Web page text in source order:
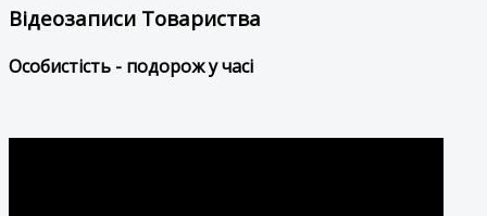
Відеозаписи Товариства
Особистість - подорож у часі